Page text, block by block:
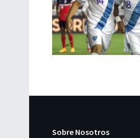
Sobre Nosotros